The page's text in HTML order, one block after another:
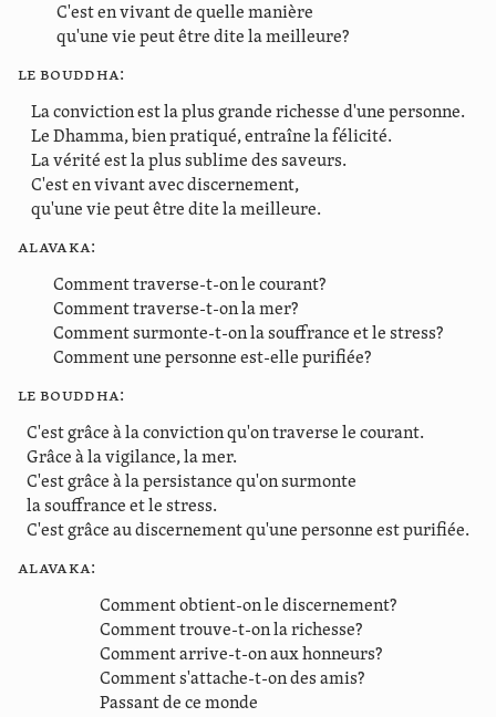
C'est en vivant de quelle manière
qu'une vie peut être dite la meilleure?
Le Bouddha:
La conviction est la plus grande richesse d'une personne.
Le Dhamma, bien pratiqué, entraîne la félicité.
La vérité est la plus sublime des saveurs.
C'est en vivant avec discernement,
qu'une vie peut être dite la meilleure.
Alavaka:
Comment traverse-t-on le courant?
Comment traverse-t-on la mer?
Comment surmonte-t-on la souffrance et le stress?
Comment une personne est-elle purifiée?
Le Bouddha:
C'est grâce à la conviction qu'on traverse le courant.
Grâce à la vigilance, la mer.
C'est grâce à la persistance qu'on surmonte
la souffrance et le stress.
C'est grâce au discernement qu'une personne est purifiée.
Alavaka:
Comment obtient-on le discernement?
Comment trouve-t-on la richesse?
Comment arrive-t-on aux honneurs?
Comment s'attache-t-on des amis?
Passant de ce monde